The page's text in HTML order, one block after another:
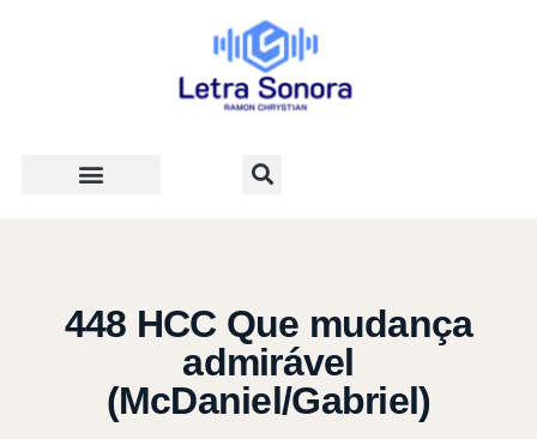
448 HCC Que mudança
admirável
(McDaniel/Gabriel)